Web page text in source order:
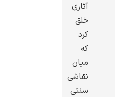
آثاری
خلق
کرد
که
میان
نقاشی
سنتی